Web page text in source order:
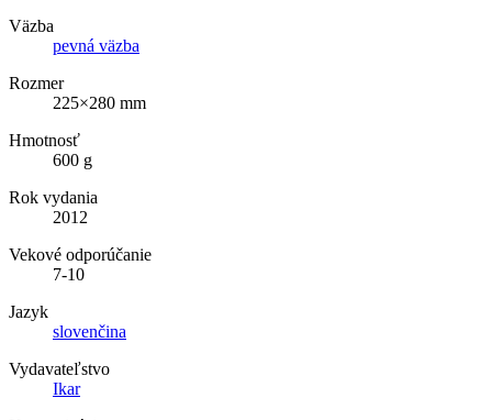
Väzba
pevná väzba
Rozmer
225×280 mm
Hmotnosť
600 g
Rok vydania
2012
Vekové odporúčanie
7-10
Jazyk
slovenčina
Vydavateľstvo
Ikar